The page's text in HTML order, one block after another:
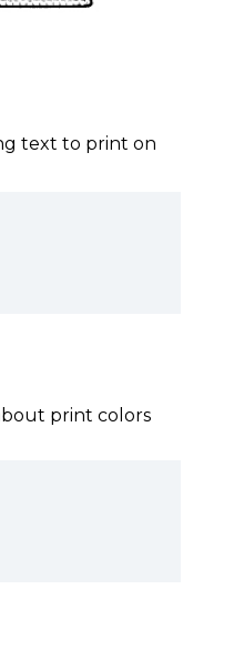
text to print on
print colors